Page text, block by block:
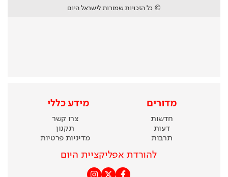
© כל הזכויות שמורות לישראל היום
מדורים
חדשות
דעות
תרבות
מידע כללי
צרו קשר
תקנון
מדיניות פרטיות
להורדת אפליקציית היום